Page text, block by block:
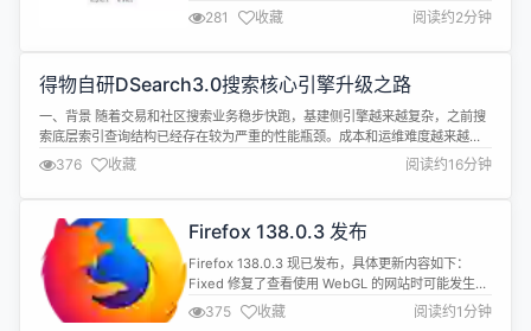
国用户将会在 Google 搜索服务中看到 AI Mode 选
项。 对于谷歌搜索最新的变更，谷歌发言人 Ashley
Thompson 表示这只是众多实验之一，该公司经常
试的产品并不总是会广泛...
281 收藏 阅读约2分钟
得物自研DSearch3.0搜索核心引擎升级之路
一、背景 随着交易和社区搜索业务稳步快跑，基建侧引擎越来越复杂，之前搜
索底层索引查询结构已经存在较为严重的性能瓶颈。成本和运维难度越来越
高。在开发效率上和引擎的稳定性上，也暴露出了很多需要解决的运维稳定性
和开发效率短板。而在引擎的业务层部分也需要逐步升级，来解决当前引擎中
召回层和业务层中各个模块强耦合，难维护，迭代效率低下等问题。 二、引擎
开发技术方案 DS...
376 收藏 阅读约16分钟
Firefox 138.0.3 发布
Firefox 138.0.3 现已发布，具体更新内容如下：
Fixed 修复了查看使用 WebGL 的网站时可能发生的
崩溃。（Bug 1961191） 修复了当某些 SVG 效果
（例如模糊或阴影）应用于非常小的区域时浏览器可
375 收藏 阅读约1分钟